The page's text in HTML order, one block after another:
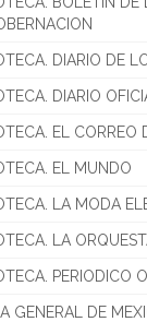
DIARIO DE
DIARIO
EL CORREO
EL MUNDO
LA MODA
LA
PERIODICO
GENERAL DE